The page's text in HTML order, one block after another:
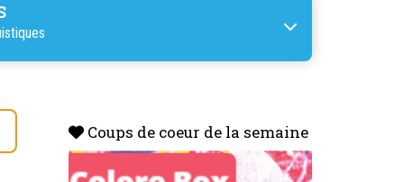
Coups de coeur de la semaine